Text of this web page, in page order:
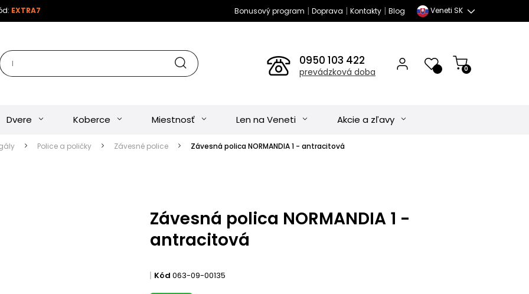
EXTRA7 Bonusový program | Doprava | Kontakty| Blog Veneti SK
0950 103 422
prevádzková doba 0
Dvere Koberce Miestnosť Len na Veneti Akcie a zľavy
Police a poličky Závesné police Závesná polica NORMANDIA 1 - antracitová
Závesná polica NORMANDIA 1 -
antracitová
Kód 063-09-00135